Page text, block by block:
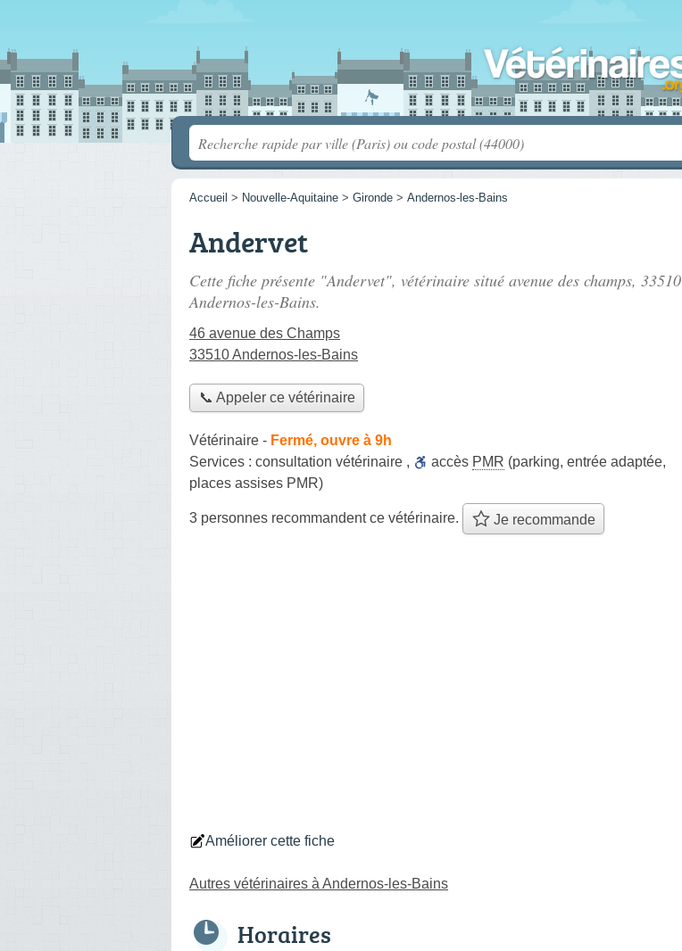
Accueil > Nouvelle-Aquitaine > Gironde > Andernos-les-Bains
Andervet
Cette fiche présente "Andervet", vétérinaire situé avenue des champs, 33510
Andernos-les-Bains.
46 avenue des Champs
33510 Andernos-les-Bains
📞 Appeler ce vétérinaire
Vétérinaire - Fermé, ouvre à 9h
Services : consultation vétérinaire , accès PMR (parking, entrée adaptée,
places assises PMR)
3 personnes recommandentce vétérinaire. Je recommande
Améliorer cette fiche
Autres vétérinaires à Andernos-les-Bains
Horaires